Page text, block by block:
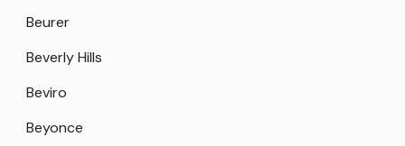
Beurer
Beverly Hills
Beviro
Beyonce